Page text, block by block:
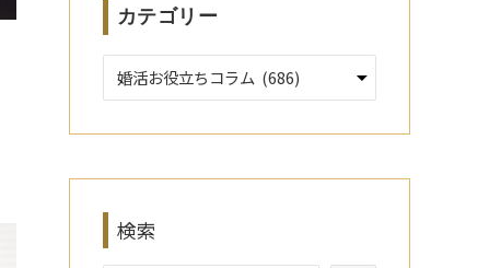
カテゴリー
検索